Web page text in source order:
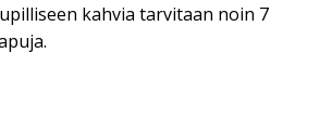
kahvia tarvitaan noin 7